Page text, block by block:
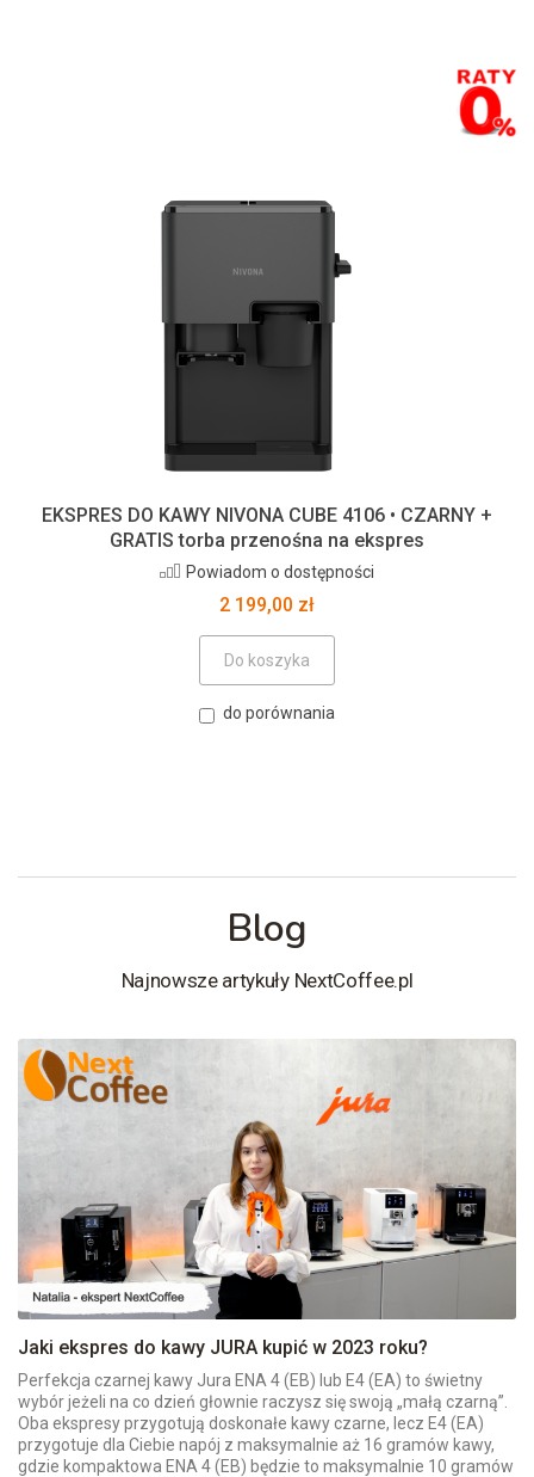
EKSPRES DO KAWY NIVONA CUBE 4106 • CZARNY +
GRATIS torba przenośna na ekspres
Powiadom o dostępności
2 199,00 zł
Do koszyka
do porównania
Blog
Najnowsze artykuły NextCoffee.pl
Jaki ekspres do kawy JURA kupić w 2023 roku?
Perfekcja czarnej kawy Jura ENA 4 (EB) lub E4 (EA) to świetny
wybór jeżeli na co dzień głownie raczysz się swoją „małą czarną”.
Oba ekspresy przygotują doskonałe kawy czarne, lecz E4 (EA)
przygotuje dla Ciebie napój z maksymalnie aż 16 gramów kawy,
gdzie kompaktowa ENA 4 (EB) będzie to maksymalnie 10 gramów